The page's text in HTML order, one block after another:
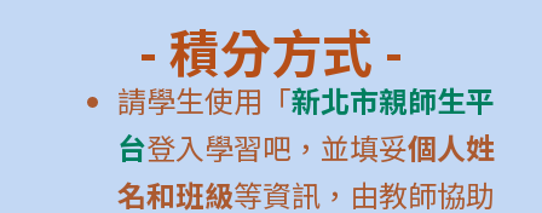
- 積分方式 -
請學生使用「新北市親師生平
台登入學習吧，並填妥個人姓
名和班級等資訊，由教師協助